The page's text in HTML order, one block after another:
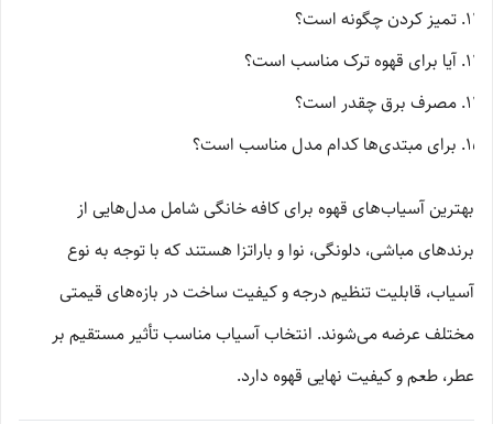
تمیز کردن چگونه است؟
آیا برای قهوه ترک مناسب است؟
مصرف برق چقدر است؟
برای مبتدی‌ها کدام مدل مناسب است؟
بهترین آسیاب‌های قهوه برای کافه خانگی شامل مدل‌هایی از
برندهای مباشی، دلونگی، نوا و باراتزا هستند که با توجه به نوع
آسیاب، قابلیت تنظیم درجه و کیفیت ساخت در بازه‌های قیمتی
مختلف عرضه می‌شوند. انتخاب آسیاب مناسب تأثیر مستقیم بر
عطر، طعم و کیفیت نهایی قهوه دارد.